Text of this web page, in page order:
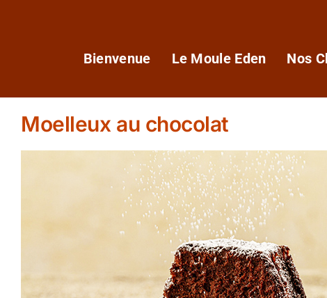
Bienvenue Le Moule Eden Nos
Moelleux au chocolat